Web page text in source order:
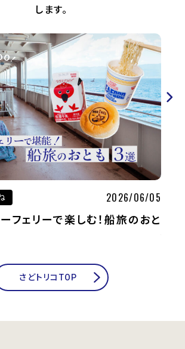
します。
2026/06/05
フェリーで楽しむ！船旅のおと
さどトリコTOP